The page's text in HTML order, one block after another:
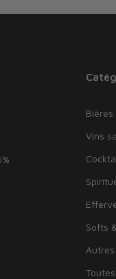
Bières
Vins
Softs